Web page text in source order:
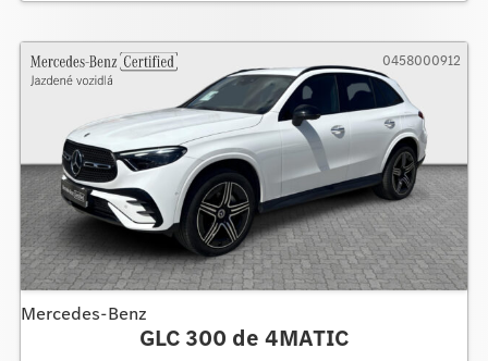
Mercedes-Benz
GLC 300 de 4MATIC
0458000912